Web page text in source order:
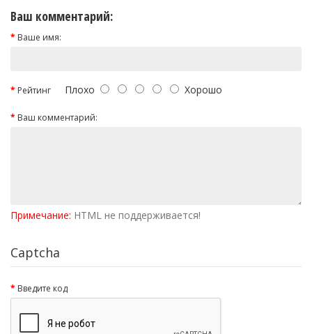
Ваш комментарий:
Ваше имя:
Рейтинг Плохо Хорошо
Ваш комментарий:
Примечание: HTML не поддерживается!
Captcha
Введите код